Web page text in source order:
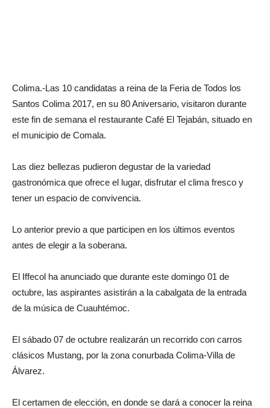
Colima.-Las 10 candidatas a reina de la Feria de Todos los
Santos Colima 2017, en su 80 Aniversario, visitaron durante
este fin de semana el restaurante Café El Tejabán, situado en
el municipio de Comala.
Las diez bellezas pudieron degustar de la variedad
gastronómica que ofrece el lugar, disfrutar el clima fresco y
tener un espacio de convivencia.
Lo anterior previo a que participen en los últimos eventos
antes de elegir a la soberana.
El Iffecol ha anunciado que durante este domingo 01 de
octubre, las aspirantes asistirán a la cabalgata de la entrada
de la música de Cuauhtémoc.
El sábado 07 de octubre realizarán un recorrido con carros
clásicos Mustang, por la zona conurbada Colima-Villa de
Álvarez.
El certamen de elección, en donde se dará a conocer la reina